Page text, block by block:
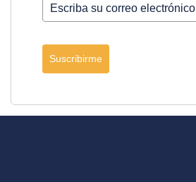
Suscribirme